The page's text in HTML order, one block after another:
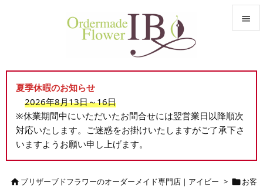


前へ

検索
夏季休暇のお知らせ
2026年8月13日～16日
※休業期間中にいただいたお問合せには翌営業日以降順次
対応いたします。ご迷惑をお掛けいたしますがご了承下さ
いますようお願い申し上げます。
ブリザーブドフラワーのオーダーメイド専門店｜アイビー > お客